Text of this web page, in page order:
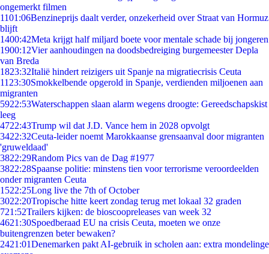
ongemerkt filmen
1101:06Benzineprijs daalt verder, onzekerheid over Straat van Hormuz
blijft
1400:42Meta krijgt half miljard boete voor mentale schade bij jongeren
1900:12Vier aanhoudingen na doodsbedreiging burgemeester Depla
van Breda
1823:32Italië hindert reizigers uit Spanje na migratiecrisis Ceuta
11 23:30Smokkelbende opgerold in Spanje, verdienden miljoenen aan
migranten
5922:53Waterschappen slaan alarm wegens droogte: Gereedschapskist
leeg
4722:43Trump wil dat J.D. Vance hem in 2028 opvolgt
3422:32Ceuta-leider noemt Marokkaanse grensaanval door migranten
'gruweldaad'
3822:29Random Pics van de Dag #1977
3822:28Spaanse politie: minstens tien voor terrorisme veroordeelden
onder migranten Ceuta
1522:25Long live the 7th of October
3022:20Tropische hitte keert zondag terug met lokaal 32 graden
721:52Trailers kijken: de bioscoopreleases van week 32
4621:30Spoedberaad EU na crisis Ceuta, moeten we onze
buitengrenzen beter bewaken?
2421:01Denemarken pakt AI-gebruik in scholen aan: extra mondelinge